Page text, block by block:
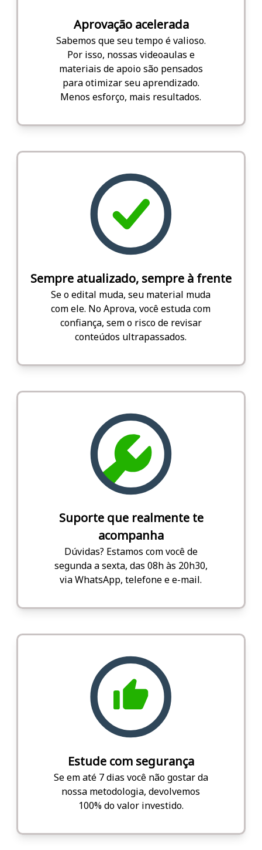
Aprovação acelerada
Sabemos que seu tempo é valioso.
Por isso, nossas videoaulas e
materiais de apoio são pensados
para otimizar seu aprendizado.
Menos esforço, mais resultados.
Sempre atualizado, sempre à frente
Se o edital muda, seu material muda
com ele. No Aprova, você estuda com
confiança, sem o risco de revisar
conteúdos ultrapassados.
Suporte que realmente te
acompanha
Dúvidas? Estamos com você de
segunda a sexta, das 08h às 20h30,
via WhatsApp, telefone e e-mail.
Estude com segurança
Se em até 7 dias você não gostar da
nossa metodologia, devolvemos
100% do valor investido.